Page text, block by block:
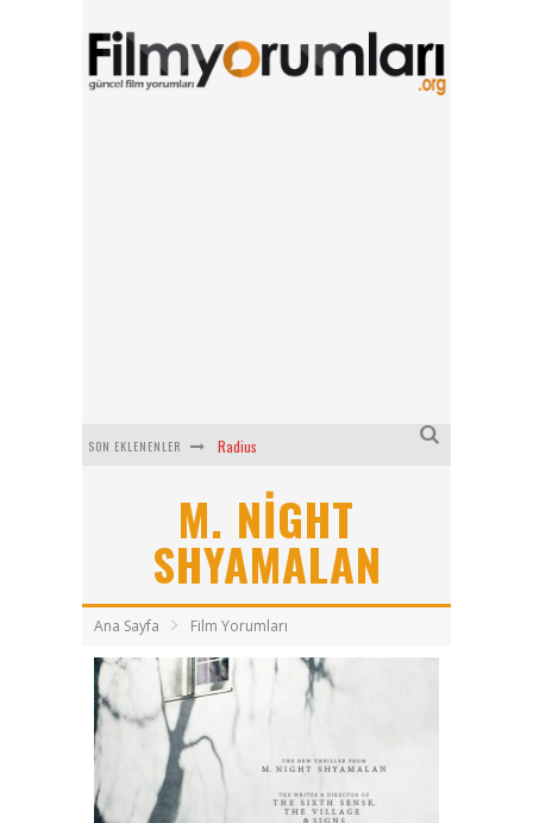
SON EKLENENLER Radius
Bayanların Sohbet Numaralarını Nereden Bulurum
Ziyaret (The Visit)
Kriptoya yeni katılacaklara Bitget’te başlamak için 6 sebep!
M. NIGHT
SHYAMALAN
Ana Sayfa Film Yorumları